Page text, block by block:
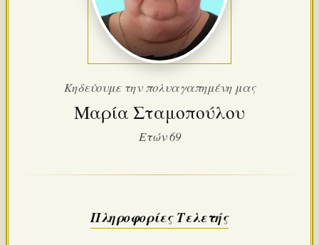
Κηδεύουμε την πολυαγαπημένη μας
Μαρία Σταμοπούλου
Ετών 69
Πληροφορίες Τελετής